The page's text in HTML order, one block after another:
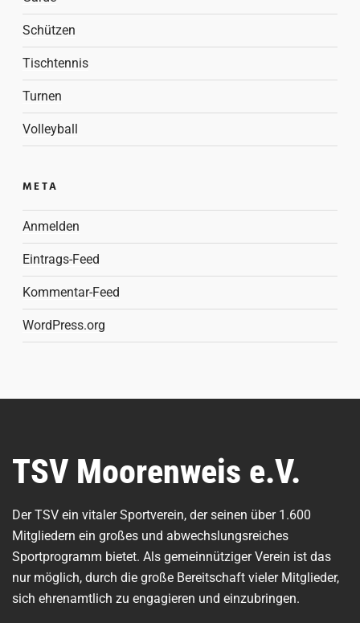
Schützen
Tischtennis
Turnen
Volleyball
META
Anmelden
Eintrags-Feed
Kommentar-Feed
WordPress.org
TSV Moorenweis e.V.
Der TSV ein vitaler Sportverein, der seinen über 1.600
Mitgliedern ein großes und abwechslungsreiches
Sportprogramm bietet. Als gemeinnütziger Verein ist das
nur möglich, durch die große Bereitschaft vieler Mitglieder,
sich ehrenamtlich zu engagieren und einzubringen.